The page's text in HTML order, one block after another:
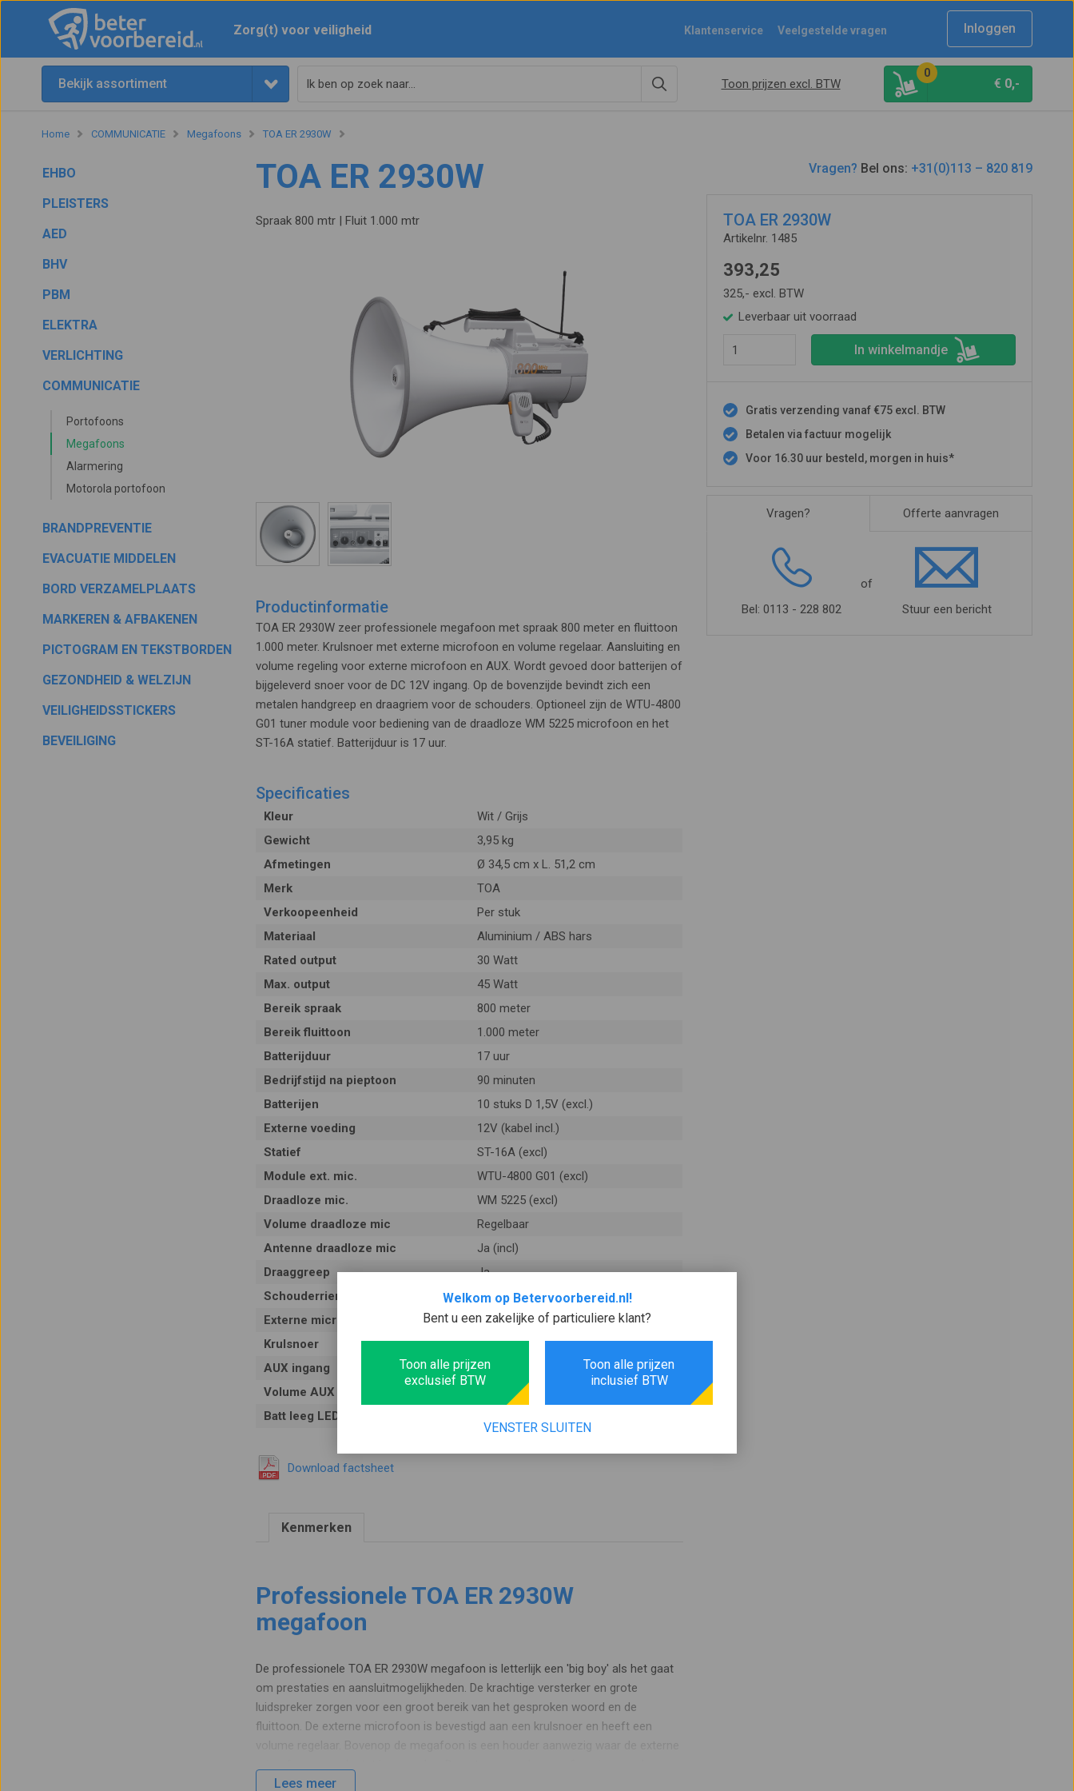
Zorg(t) voor veiligheid Klantenservice Veelgestelde vragen Inloggen
Bekijk assortiment Toon prijzen excl. BTW
0
€ 0,-
Home COMMUNICATIE Megafoons TOA ER 2930W
EHBO
PLEISTERS
AED
BHV
PBM
ELEKTRA
VERLICHTING
COMMUNICATIE
Portofoons
Megafoons
Alarmering
Motorola portofoon
BRANDPREVENTIE
EVACUATIE MIDDELEN
BORD VERZAMELPLAATS
MARKEREN & AFBAKENEN
PICTOGRAM EN TEKSTBORDEN
GEZONDHEID & WELZIJN
VEILIGHEIDSSTICKERS
BEVEILIGING
TOA ER 2930W
Spraak 800 mtr | Fluit 1.000 mtr
Productinformatie
TOA ER 2930W zeer professionele megafoon met spraak 800 meter en fluittoon
1.000 meter. Krulsnoer met externe microfoon en volume regelaar. Aansluiting en
volume regeling voor externe microfoon en AUX. Wordt gevoed door batterijen of
bijgeleverd snoer voor de DC 12V ingang. Op de bovenzijde bevindt zich een
metalen handgreep en draagriem voor de schouders. Optioneel zijn de WTU-4800
G01 tuner module voor bediening van de draadloze WM 5225 microfoon en het
ST-16A statief. Batterijduur is 17 uur.
Specificaties
Kleur
Wit / Grijs
Gewicht
3,95 kg
Afmetingen
Ø 34,5 cm x L. 51,2 cm
Merk
TOA
Verkoopeenheid
Per stuk
Materiaal
Aluminium / ABS hars
Rated output
30 Watt
Max. output
45 Watt
Bereik spraak
800 meter
Bereik fluittoon
1.000 meter
Batterijduur
17 uur
Bedrijfstijd na pieptoon
90 minuten
Batterijen
10 stuks D 1,5V (excl.)
Externe voeding
12V (kabel incl.)
Statief
ST-16A (excl)
Module ext. mic.
WTU-4800 G01 (excl)
Draadloze mic.
WM 5225 (excl)
Volume draadloze mic
Regelbaar
Antenne draadloze mic
Ja (incl)
Draaggreep
Ja
Schouderriem
Ja
Externe microfoon
Ja
Krulsnoer
Ja
AUX ingang
Ø 3,5 mini stekker (incl)
Volume AUX
Regelbaar
Batt leeg LED
Download factsheet
Kenmerken
Professionele TOA ER 2930W
megafoon
De professionele TOA ER 2930W megafoon is letterlijk een 'big boy' als het gaat
om prestaties en aansluitmogelijkheden. De krachtige versterker en grote
luidspreker zorgen voor een groot bereik van het gesproken woord en de
fluittoon. De externe microfoon is bevestigd aan een krulsnoer en heeft een
optioneel verkrijgbare draadloze microfoon die een groot bereik heeft, hiermee
Lees meer
Vragen? Bel ons: +31(0)113 – 820 819
TOA ER 2930W
Artikelnr. 1485
393,25
325,- excl. BTW
Leverbaar uit voorraad
In winkelmandje
Gratis verzending vanaf €75 excl. BTW
Betalen via factuur mogelijk
Voor 16.30 uur besteld, morgen in huis*
Vragen? Offerte aanvragen
Bel: 0113 - 228 802
of
Stuur een bericht
Welkom op Betervoorbereid.nl!
Bent u een zakelijke of particuliere klant?
Toon alle prijzen
exclusief BTW
Toon alle prijzen
inclusief BTW
VENSTER SLUITEN